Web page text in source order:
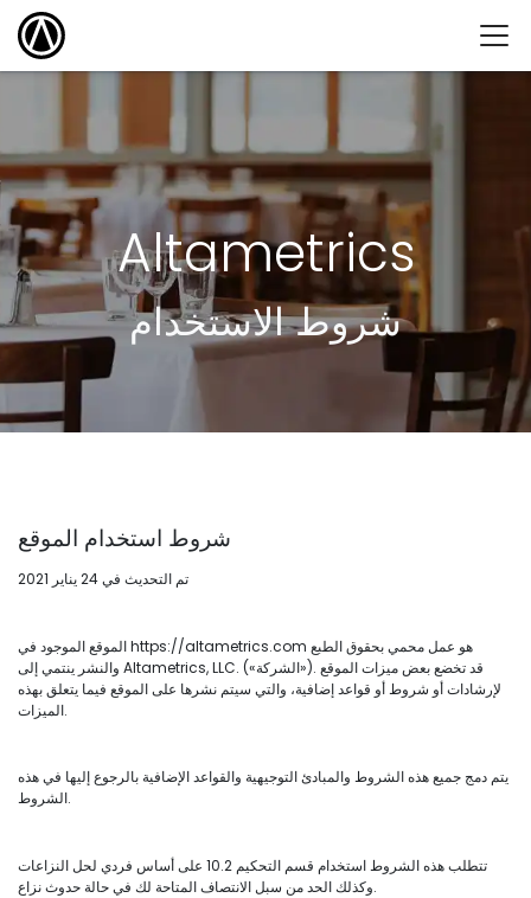
Altametrics
شروط الاستخدام
شروط استخدام الموقع
تم التحديث في 24 يناير 2021
الموقع الموجود في https://altametrics.com هو عمل محمي بحقوق الطبع
والنشر ينتمي إلى Altametrics, LLC. («الشركة»). قد تخضع بعض ميزات الموقع
لإرشادات أو شروط أو قواعد إضافية، والتي سيتم نشرها على الموقع فيما يتعلق بهذه
الميزات.
يتم دمج جميع هذه الشروط والمبادئ التوجيهية والقواعد الإضافية بالرجوع إليها في هذه
الشروط.
تتطلب هذه الشروط استخدام قسم التحكيم 10.2 على أساس فردي لحل النزاعات
وكذلك الحد من سبل الانتصاف المتاحة لك في حالة حدوث نزاع.